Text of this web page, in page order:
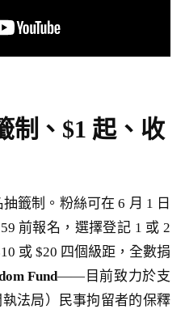
制、$1 起、收
籤制。粉絲可在 6 月 1 日
前報名，選擇登記 1 或 2
或 $20 四個級距，全數捐
Fund——目前致力於支
法局）民事拘留者的保釋